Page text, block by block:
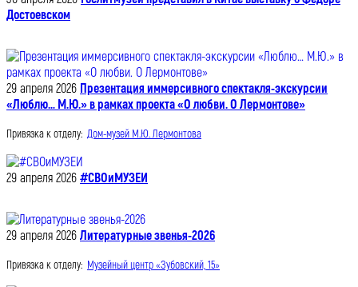
Достоевском
29 апреля 2026 Презентация иммерсивного спектакля-экскурсии
«Люблю… М.Ю.» в рамках проекта «О любви. О Лермонтове»
Привязка к отделу: Дом-музей М.Ю. Лермонтова
29 апреля 2026 #СВОиМУЗЕИ
29 апреля 2026 Литературные звенья-2026
Привязка к отделу: Музейный центр «Зубовский, 15»